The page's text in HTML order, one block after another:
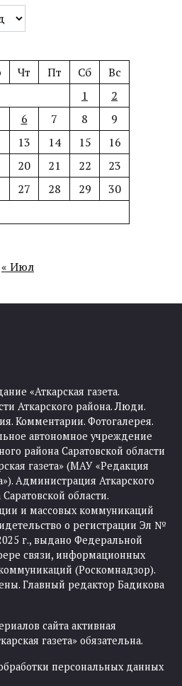
Чт Пт Сб
Вс
1
2
6 7 8
9
13 14 15
16
20 21 22
23
27 28 29
30
« Июл
«Аткарская газета.
Аткарского района. Люди.
Комментарии. Фотогалерея.
автономное учреждение
района Саратовской области
газета» (МАУ «Редакция
Администрация Аткарского
области.
и массовых коммуникаций
о регистрации Эл №
г., выдано Федеральной
связи, информационных
(Роскомнадзор).
Главный редактор Бадикова
сайта активная
газета» обязательна.
персональных данных